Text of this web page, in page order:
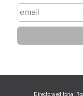
Directora editorial: